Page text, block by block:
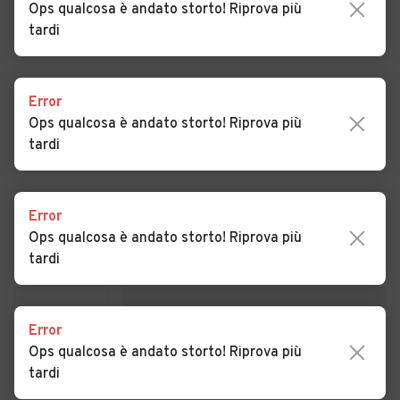
Auto usate Segariu
Auto usate Tuili
Auto usate Ussaramanna
Auto usate Villanovafranca
Concessionari a
Ops qualcosa è andato storto! Riprova più
tardi
Error
Ops qualcosa è andato storto! Riprova più
tardi
Error
Ops qualcosa è andato storto! Riprova più
tardi
Error
Ops qualcosa è andato storto! Riprova più
tardi